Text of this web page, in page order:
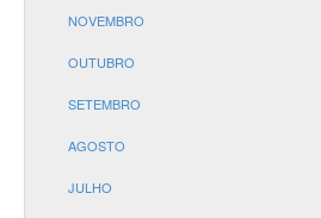
NOVEMBRO
OUTUBRO
SETEMBRO
AGOSTO
JULHO